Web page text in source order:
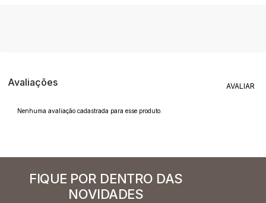
Avaliações
Nenhuma avaliação cadastrada para esse produto.
FIQUE POR DENTRO DAS
NOVIDADES